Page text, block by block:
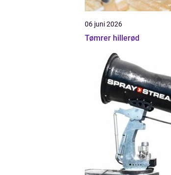
06 juni 2026
Tømrer hillerød